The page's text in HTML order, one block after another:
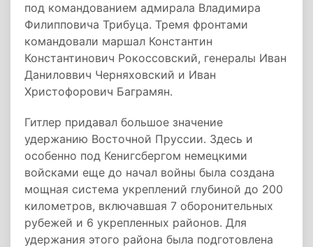
под командованием адмирала Владимира
Филипповича Трибуца. Тремя фронтами
командовали маршал Константин
Константинович Рокоссовский, генералы Иван
Даниловвич Черняховский и Иван
Христофорович Баграмян.
Гитлер придавал большое значение
удержанию Восточной Пруссии. Здесь и
особенно под Кенигсбергом немецкими
войсками еще до начал войны была создана
мощная система укреплений глубиной до 200
километров, включавшая 7 оборонительных
рубежей и 6 укрепленных районов. Для
удержания этого района была подготовлена